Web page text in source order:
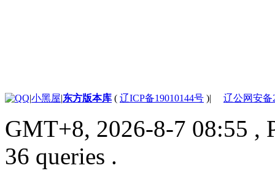
|小黑屋|东方版本库 ( 辽ICP备19010144号 )| 辽公网安备
GMT+8, 2026-8-7 08:55 ,
36 queries .